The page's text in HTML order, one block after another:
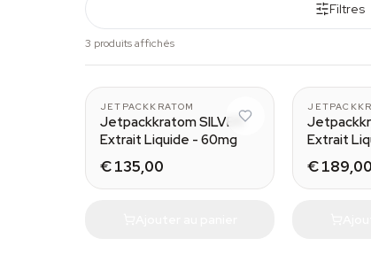
Filtres
3 produits affichés
30 ml
JETPACKKRATOM
Jetpackkratom SILVER
Extrait Liquide - 60mg
€ 135,00
Extrait
€ 189,00